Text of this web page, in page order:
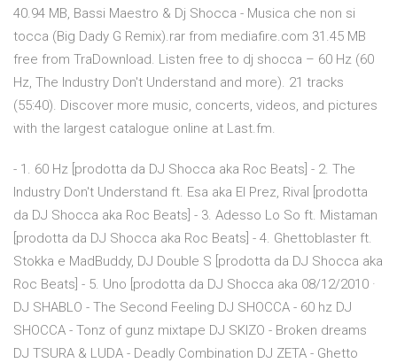
40.94 MB, Bassi Maestro & Dj Shocca - Musica che non si
tocca (Big Dady G Remix).rar from mediafire.com 31.45 MB
free from TraDownload. Listen free to dj shocca – 60 Hz (60
Hz, The Industry Don't Understand and more). 21 tracks
(55:40). Discover more music, concerts, videos, and pictures
with the largest catalogue online at Last.fm.
- 1. 60 Hz [prodotta da DJ Shocca aka Roc Beats] - 2. The
Industry Don't Understand ft. Esa aka El Prez, Rival [prodotta
da DJ Shocca aka Roc Beats] - 3. Adesso Lo So ft. Mistaman
[prodotta da DJ Shocca aka Roc Beats] - 4. Ghettoblaster ft.
Stokka e MadBuddy, DJ Double S [prodotta da DJ Shocca aka
Roc Beats] - 5. Uno [prodotta da DJ Shocca aka 08/12/2010 ·
DJ SHABLO - The Second Feeling DJ SHOCCA - 60 hz DJ
SHOCCA - Tonz of gunz mixtape DJ SKIZO - Broken dreams
DJ TSURA & LUDA - Deadly Combination DJ ZETA - Ghetto